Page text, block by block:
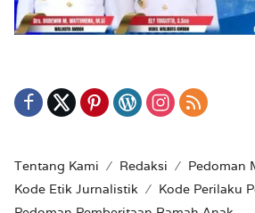
Tentang Kami Redaksi
Pedoman
Kode Etik Jurnalistik
Kode Perilaku